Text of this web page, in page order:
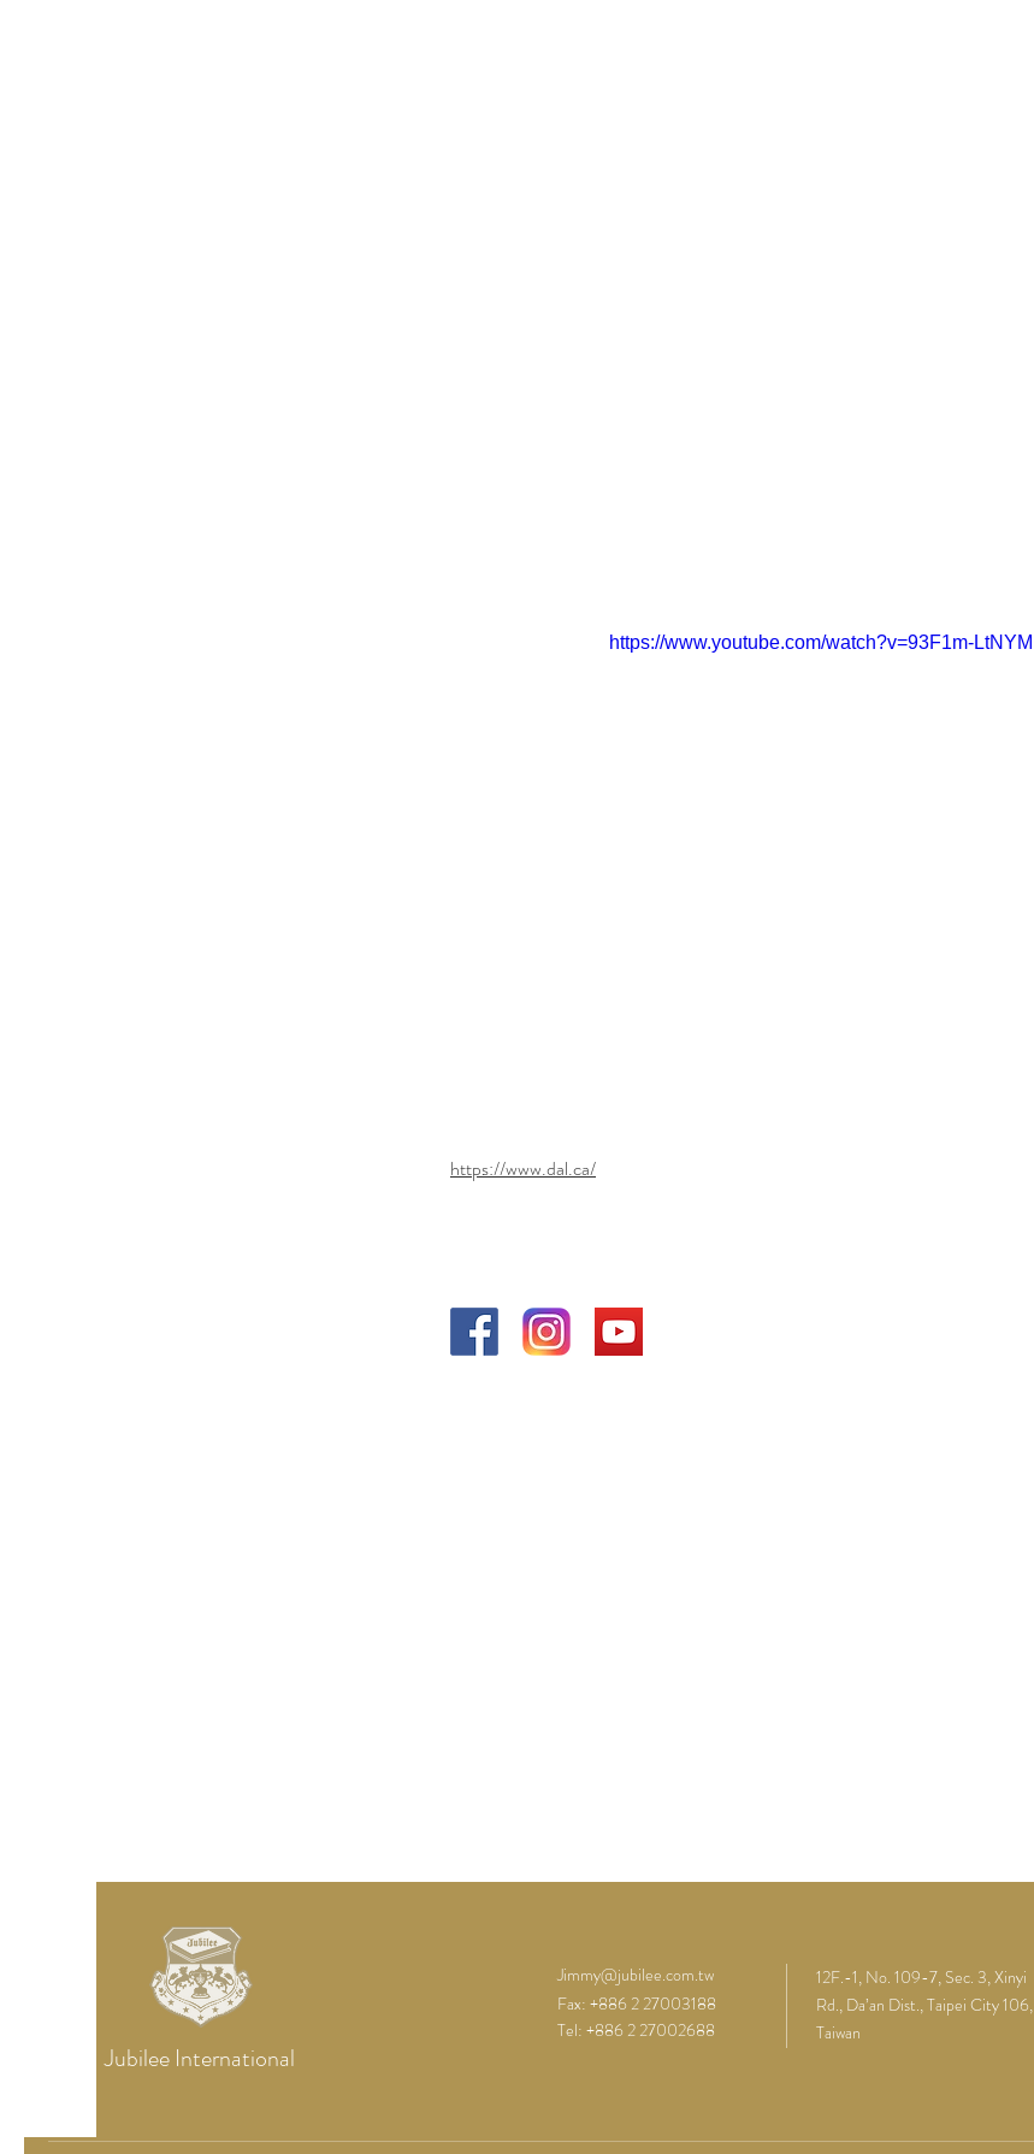
https://www.youtube.com/watch?v=93F1m-LtNYM
https://www.dal.ca/
Jubilee International
Jimmy@jubilee.com.tw
Fax: +886 2 27003188
Tel: +886 2 27002688
12F.-1, No. 109-7, Sec. 3, Xinyi
Rd., Da’an Dist., Taipei City 106,
Taiwan